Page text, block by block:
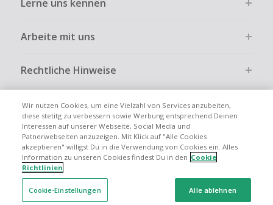
Gewerbliche, Reseller- oder ungewöhnlich große
Cashback ausgeschlossen.
über TopCashback gestartet wurde.
Lerne uns kennen
Arbeite mit uns
Rechtliche Hinweise
Globale Websites UK US CN JP FR AU
Wir nutzen Cookies, um eine Vielzahl von Services anzubeiten,
diese stetitg zu verbessern sowie Werbung entsprechend Deinen
Interessen auf unserer Webseite, Social Media und
Patnerwebseiten anzuzeigen. Mit Klick auf "Alle Cookies
akzeptieren" willigst Du in die Verwendung von Cookies ein. Alles
Information zu unseren Cookies findest Du in den Cookie
Richtlinien
Cookie-Einstellungen Alle ablehnen